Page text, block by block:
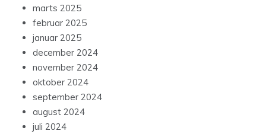
marts 2025
februar 2025
januar 2025
december 2024
november 2024
oktober 2024
september 2024
august 2024
juli 2024